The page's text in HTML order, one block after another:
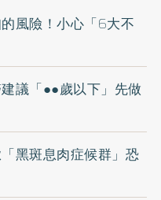
風險！小心「6大不
議「●●歲以下」先做
黑斑息肉症候群」恐